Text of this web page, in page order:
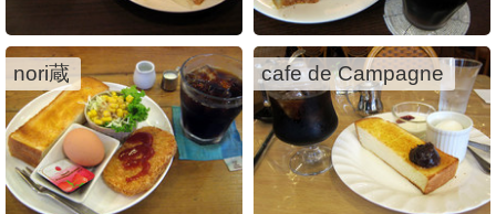
nori蔵 cafe de Campagne